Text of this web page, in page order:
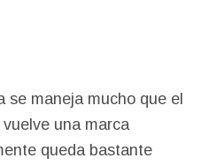
se maneja mucho que el
una marca
queda bastante